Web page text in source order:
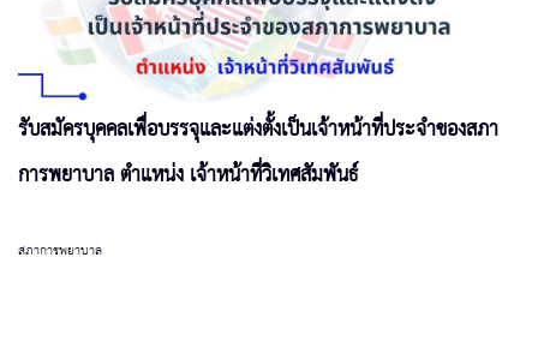
รับสมัครบุคคลเพื่อบรรจุและแต่งตั้งเป็นเจ้าหน้าที่ประจำของสภา
การพยาบาล ตำแหน่ง เจ้าหน้าที่วิเทศสัมพันธ์
สภาการพยาบาล